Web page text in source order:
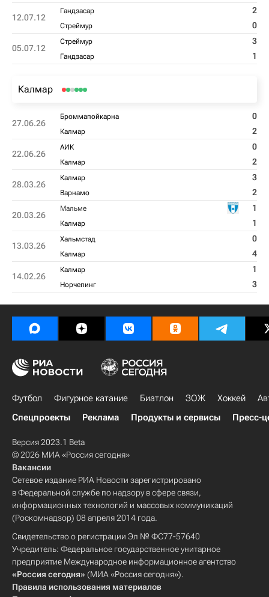
12.07.12
Гандзасар 2
Стреймур 0
05.07.12
Стреймур 3
Гандзасар 1
Калмар
27.06.26
Броммапойкарна 0
Калмар 2
22.06.26
АИК 0
Калмар 2
28.03.26
Калмар 3
Варнамо 2
20.03.26
Мальме 1
Калмар 1
13.03.26
Хальмстад 0
Калмар 4
14.02.26
Калмар 1
Норчепинг 3
Футбол Фигурное катание Биатлон ЗОЖ Хоккей
Спецпроекты
Реклама Продукты и сервисы Пресс-
Версия 2023.1 Beta
© 2026 МИА «Россия сегодня»
Вакансии
Сетевое издание РИА Новости зарегистрировано
в Федеральной службе по надзору в сфере связи,
информационных технологий и массовых коммуникаций
(Роскомнадзор) 08 апреля 2014 года.
Свидетельство о регистрации Эл № ФС77-57640
Учредитель: Федеральное государственное унитарное
предприятие Международное информационное агентство
«Россия сегодня» (МИА «Россия сегодня»).
Правила использования материалов